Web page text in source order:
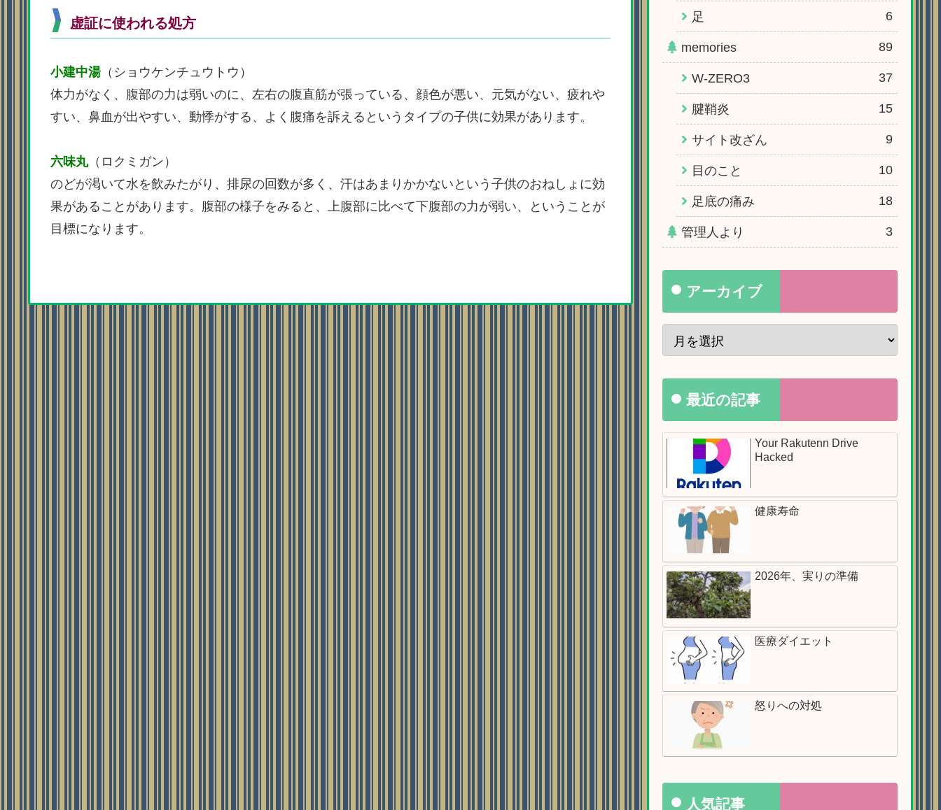
虚証に使われる処方
小建中湯（ショウケンチュウトウ）
体力がなく、腹部の力は弱いのに、左右の腹直筋が張っている、顔色が悪い、元気がない、疲れや
すい、鼻血が出やすい、動悸がする、よく腹痛を訴えるというタイプの子供に効果があります。
六味丸（ロクミガン）
のどが渇いて水を飲みたがり、排尿の回数が多く、汗はあまりかかないという子供のおねしょに効
果があることがあります。腹部の様子をみると、上腹部に比べて下腹部の力が弱い、ということが
目標になります。
足 6
memories 89
W-ZERO3 37
腱鞘炎 15
サイト改ざん 9
目のこと 10
足底の痛み 18
管理人より 3
アーカイブ
最近の記事
Your Rakutenn Drive
Hacked
健康寿命
2026年、実りの準備
医療ダイエット
怒りへの対処
人気記事